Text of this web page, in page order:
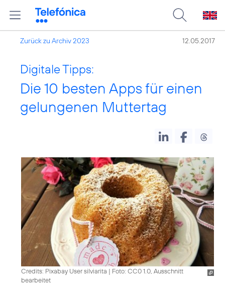
Zurück zu Archiv 2023 12.05.2017
Digitale Tipps:
Die 10 besten Apps für einen
gelungenen Muttertag
Credits: Pixabay User silviarita | Foto: CC0 1.0, Ausschnitt
bearbeitet